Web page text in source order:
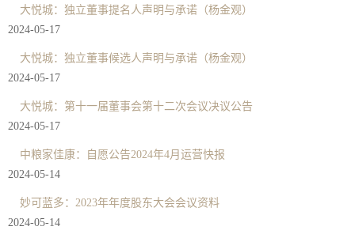
大悦城：独立董事提名人声明与承诺（杨金观）
2024-05-17
大悦城：独立董事候选人声明与承诺（杨金观）
2024-05-17
大悦城：第十一届董事会第十二次会议决议公告
2024-05-17
中粮家佳康：自愿公告2024年4月运营快报
2024-05-14
妙可蓝多：2023年年度股东大会会议资料
2024-05-14